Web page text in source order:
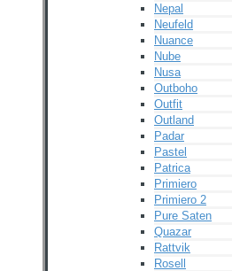
Nepal
Neufeld
Nuance
Nube
Nusa
Outboho
Outfit
Outland
Padar
Pastel
Patrica
Primiero
Primiero 2
Pure Saten
Quazar
Rattvik
Rosell